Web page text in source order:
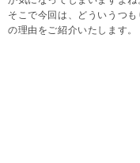
そこで今回は、どういうつ
の理由をご紹介いたします。